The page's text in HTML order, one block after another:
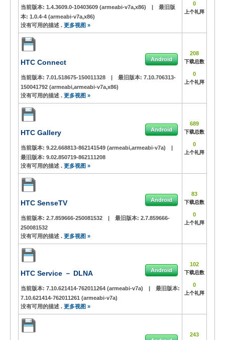
当前版本: 1.4.3609.0-10403609 (armeabi-v7a,x86) |
最旧版
本: 1.0.4-4 (armeabi-v7a,x86)
没有可用的描述 . 更多视图 »
0
上个礼拜
HTC Connect Android
当前版本: 7.01.518675-150011328 | 最旧版本: 7.10.706313-
150041792 (armeabi,armeabi-v7a,x86)
没有可用的描述 . 更多视图 »
208
下载总数
0
上个礼拜
HTC Gallery Android
当前版本: 9.22.668813-862141549 (armeabi,armeabi-v7a)
|
最旧版本: 9.02.850719-862111208
没有可用的描述 . 更多视图 »
689
下载总数
0
上个礼拜
HTC SenseTV Android
当前版本: 2.7.859666-250081532 | 最旧版本: 2.7.859666-
250081532
没有可用的描述 . 更多视图 »
83
下载总数
0
上个礼拜
HTC Service － DLNA Android
当前版本: 7.10.621414-762011264 (armeabi-v7a) |
最旧版本:
7.10.621414-762011261 (armeabi-v7a)
没有可用的描述 . 更多视图 »
102
下载总数
0
上个礼拜
243